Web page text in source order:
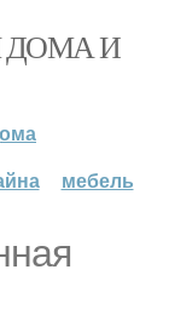
ДОМА И
мебель